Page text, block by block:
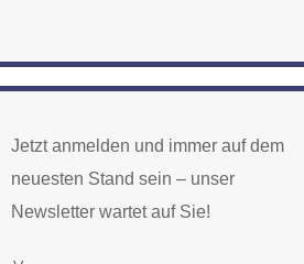
Jetzt anmelden und immer auf dem
neuesten Stand sein – unser
Newsletter wartet auf Sie!